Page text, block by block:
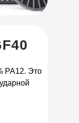
PA12. Это